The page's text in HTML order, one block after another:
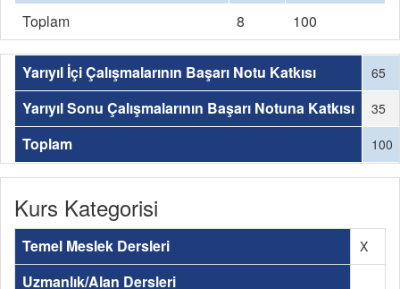
Toplam 8 100
Yarıyıl İçi Çalışmalarının Başarı Notu Katkısı 65
Yarıyıl Sonu Çalışmalarının Başarı Notuna Katkısı 35
Toplam 100
Kurs Kategorisi
Temel Meslek Dersleri X
Uzmanlık/Alan Dersleri